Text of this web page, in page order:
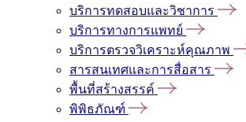
บริการทดสอบและวิชาการ
บริการทางการแพทย์
บริการตรวจวิเคราะห์คุณภาพ
สารสนเทศและการสื่อสาร
พื้นที่สร้างสรรค์
พิพิธภัณฑ์